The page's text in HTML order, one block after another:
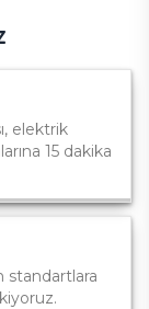
elektrik
15 dakika
standartlara